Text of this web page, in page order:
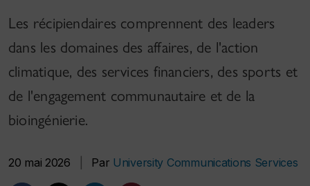
Les récipiendaires comprennent des leaders
dans les domaines des affaires, de l'action
climatique, des services financiers, des sports et
de l'engagement communautaire et de la
bioingénierie.
20 mai 2026 Par University Communications Services